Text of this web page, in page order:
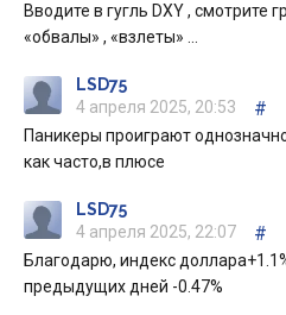
Вводите в гугль DXY , смотрите
«обвалы» , «взлеты» …
LSD75
4 апреля 2025, 20:53
#
Паникеры проиграют
как часто,в плюсе
LSD75
4 апреля 2025, 22:07
#
Благодарю, индекс
предыдущих дней -0.47%